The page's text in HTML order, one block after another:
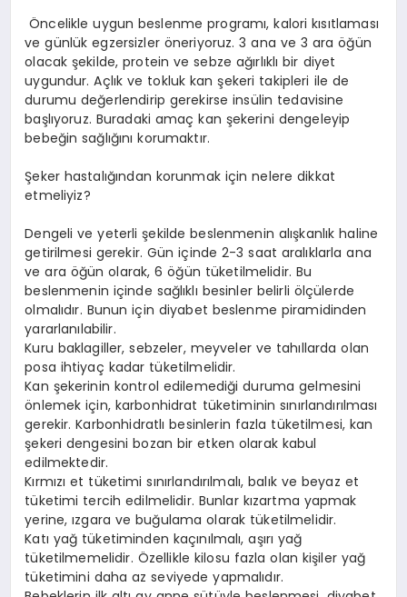
Öncelikle uygun beslenme programı, kalori kısıtlaması
ve günlük egzersizler öneriyoruz. 3 ana ve 3 ara öğün
olacak şekilde, protein ve sebze ağırlıklı bir diyet
uygundur. Açlık ve tokluk kan şekeri takipleri ile de
durumu değerlendirip gerekirse insülin tedavisine
başlıyoruz. Buradaki amaç kan şekerini dengeleyip
bebeğin sağlığını korumaktır.
Şeker hastalığından korunmak için nelere dikkat
etmeliyiz?
Dengeli ve yeterli şekilde beslenmenin alışkanlık haline
getirilmesi gerekir. Gün içinde 2-3 saat aralıklarla ana
ve ara öğün olarak, 6 öğün tüketilmelidir. Bu
beslenmenin içinde sağlıklı besinler belirli ölçülerde
olmalıdır. Bunun için diyabet beslenme piramidinden
yararlanılabilir.
Kuru baklagiller, sebzeler, meyveler ve tahıllarda olan
posa ihtiyaç kadar tüketilmelidir.
Kan şekerinin kontrol edilemediği duruma gelmesini
önlemek için, karbonhidrat tüketiminin sınırlandırılması
gerekir. Karbonhidratlı besinlerin fazla tüketilmesi, kan
şekeri dengesini bozan bir etken olarak kabul
edilmektedir.
Kırmızı et tüketimi sınırlandırılmalı, balık ve beyaz et
tüketimi tercih edilmelidir. Bunlar kızartma yapmak
yerine, ızgara ve buğulama olarak tüketilmelidir.
Katı yağ tüketiminden kaçınılmalı, aşırı yağ
tüketilmemelidir. Özellikle kilosu fazla olan kişiler yağ
tüketimini daha az seviyede yapmalıdır.